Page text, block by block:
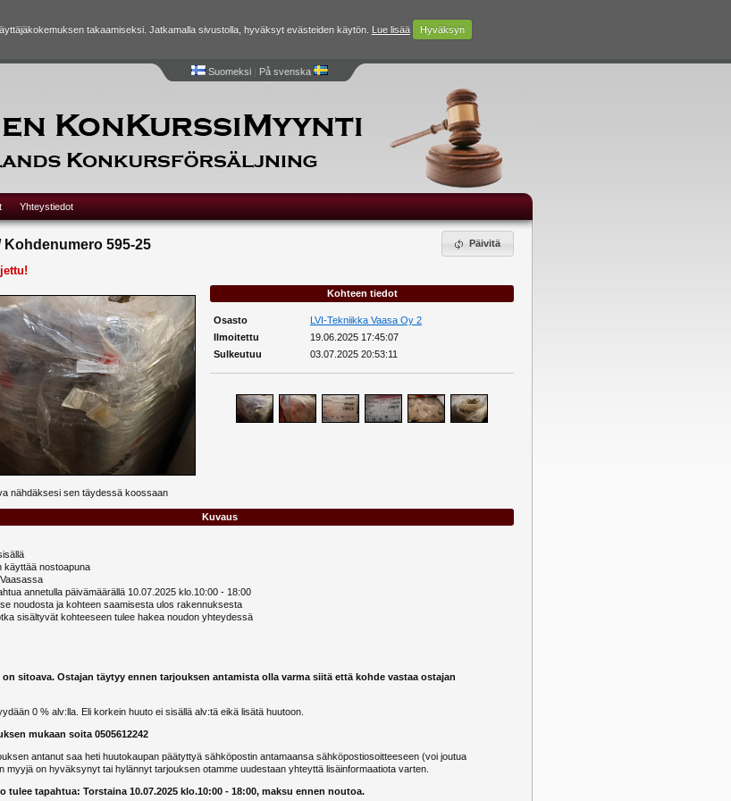
takaamiseksi. Jatkamalla sivustolla, hyväksyt evästeiden käytön. Lue lisää Hyväksyn
Suomeksi| På svenska
Yhteystiedot
Päivitä
Kohdenumero 595-25
nähdäksesi sen täydessä koossaan
Kohteen tiedot
Osasto
LVI-Tekniikka Vaasa Oy 2
Ilmoitettu
19.06.2025 17:45:07
Sulkeutuu
03.07.2025 20:53:11
Kuvaus
käyttää nostoapuna
annetulla päivämäärällä 10.07.2025 klo.10:00 - 18:00
noudosta ja kohteen saamisesta ulos rakennuksesta
sisältyvät kohteeseen tulee hakea noudon yhteydessä
sitoava. Ostajan täytyy ennen tarjouksen antamista olla varma siitä että kohde vastaa ostajan
0 % alv:lla. Eli korkein huuto ei sisällä alv:tä eikä lisätä huutoon.
mukaan soita 0505612242
antanut saa heti huutokaupan päätyttyä sähköpostin antamaansa sähköpostiosoitteeseen (voi joutua
myyjä on hyväksynyt tai hylännyt tarjouksen otamme uudestaan yhteyttä lisäinformaatiota varten.
tulee tapahtua: Torstaina 10.07.2025 klo.10:00 - 18:00, maksu ennen noutoa.